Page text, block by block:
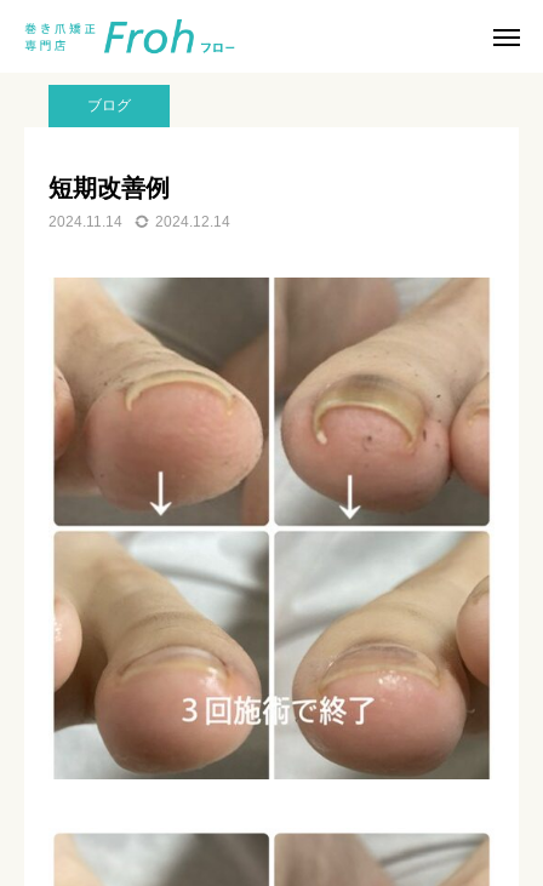
スタッフブログ
ブログ
短期改善例
2024.11.14 2024.12.14
巻き爪について知る
スタッフブログ